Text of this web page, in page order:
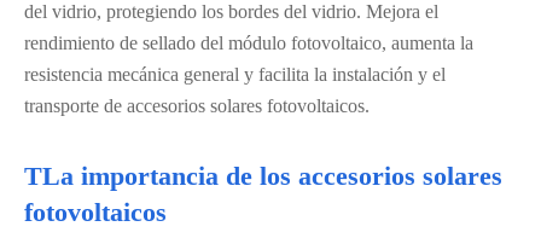
del vidrio, protegiendo los bordes del vidrio. Mejora el
rendimiento de sellado del módulo fotovoltaico, aumenta la
resistencia mecánica general y facilita la instalación y el
transporte de accesorios solares fotovoltaicos.
TLa importancia de los accesorios solares
fotovoltaicos